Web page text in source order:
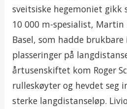
sveitsiske hegemoniet gikk
10 000 m-spesialist,
Basel, som hadde
plasseringer på
årtusenskiftet kom Roger
rulleskøyter og hevdet seg
sterke langdistanseløp.